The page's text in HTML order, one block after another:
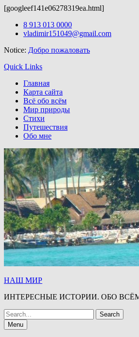
[googleef141e06278319ea.html]
Skip
8 913 013 0000
vladimir151049@gmail.com
Notice: Добро пожаловать
Quick Links
Главная
Карта сайта
Всё обо всём
Мир природы
Стихи
Путешествия
Обо мне
НАШ МИР
ИНТЕРЕСНЫЕ ИСТОРИИ. ОБО
Search
for:Menu